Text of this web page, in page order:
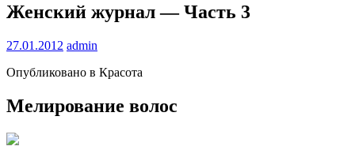
Женский журнал — Часть 3
27.01.2012 admin
Опубликовано в Красота
Мелирование волос